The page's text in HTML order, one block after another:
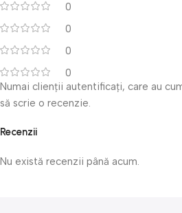
0
0
0
0
Recenzii
Nu există recenzii până acum.
Numai clienții autentificați, care au
să scrie o recenzie.